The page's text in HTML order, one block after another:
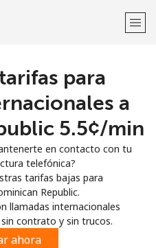
con
para
a
⁦5.5¢⁩/min
en contacto con tu
telefónica?
tarifas bajas para
Republic.
llamadas internacionales
contrato y sin trucos.
ahora